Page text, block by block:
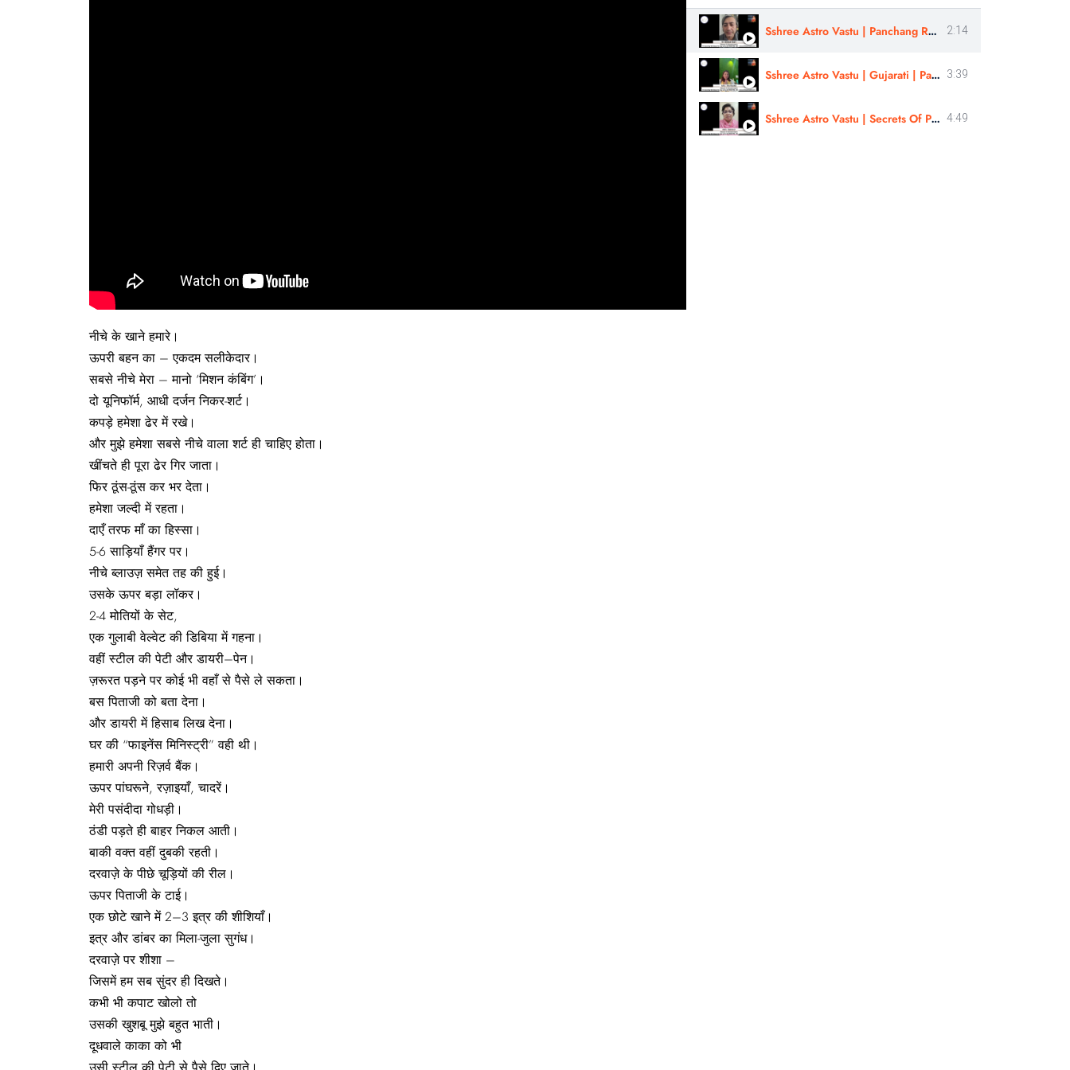
Sshree Astro Vastu | Panchang Rahasyam | Review By - Abhishek Tiwari | In Hindi 2:14
Sshree Astro Vastu | Gujarati | Panchang Rahasyam Course Review | Astro - Hina Panchal 3:39
Sshree Astro Vastu | Secrets Of Panchang Remedies & Muhurtas | Review By- Astro-Suvarna Ji | Marathi 4:49
नीचे के खाने हमारे।
ऊपरी बहन का – एकदम सलीकेदार।
सबसे नीचे मेरा – मानो ‘मिशन कंबिंग’।
दो यूनिफॉर्म, आधी दर्जन निकर-शर्ट।
कपड़े हमेशा ढेर में रखे।
और मुझे हमेशा सबसे नीचे वाला शर्ट ही चाहिए होता।
खींचते ही पूरा ढेर गिर जाता।
फिर ठूंस-ठूंस कर भर देता।
हमेशा जल्दी में रहता।
दाएँ तरफ माँ का हिस्सा।
5-6 साड़ियाँ हैंगर पर।
नीचे ब्लाउज़ समेत तह की हुई।
उसके ऊपर बड़ा लॉकर।
2-4 मोतियों के सेट,
एक गुलाबी वेल्वेट की डिबिया में गहना।
वहीं स्टील की पेटी और डायरी–पेन।
ज़रूरत पड़ने पर कोई भी वहाँ से पैसे ले सकता।
बस पिताजी को बता देना।
और डायरी में हिसाब लिख देना।
घर की “फाइनेंस मिनिस्ट्री” वही थी।
हमारी अपनी रिज़र्व बैंक।
ऊपर पांघरूने, रज़ाइयाँ, चादरें।
मेरी पसंदीदा गोधड़ी।
ठंडी पड़ते ही बाहर निकल आती।
बाकी वक्त वहीं दुबकी रहती।
दरवाज़े के पीछे चूड़ियों की रील।
ऊपर पिताजी के टाई।
एक छोटे खाने में 2–3 इत्र की शीशियाँ।
इत्र और डांबर का मिला-जुला सुगंध।
दरवाज़े पर शीशा –
जिसमें हम सब सुंदर ही दिखते।
कभी भी कपाट खोलो तो
उसकी खुशबू मुझे बहुत भाती।
दूधवाले काका को भी